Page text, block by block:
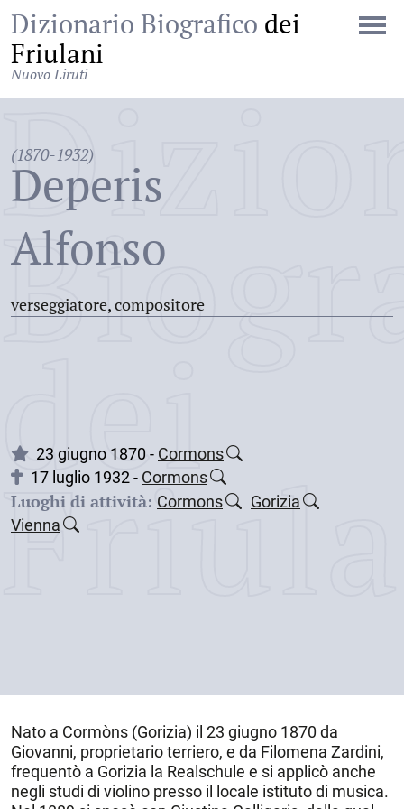
Dizionario Biografico dei
Friulani
Nuovo Liruti
(1870-1932)
Deperis
Alfonso
verseggiatore,compositore
dei
23 giugno 1870 - Cormons
17 luglio 1932 - Cormons
Luoghi di attività: Cormons
Gorizia
Vienna
Nato a Cormòns (Gorizia) il 23 giugno 1870 da
Giovanni, proprietario terriero, e da Filomena Zardini,
frequentò a Gorizia la Realschule e si applicò anche
negli studi di violino presso il locale istituto di musica.